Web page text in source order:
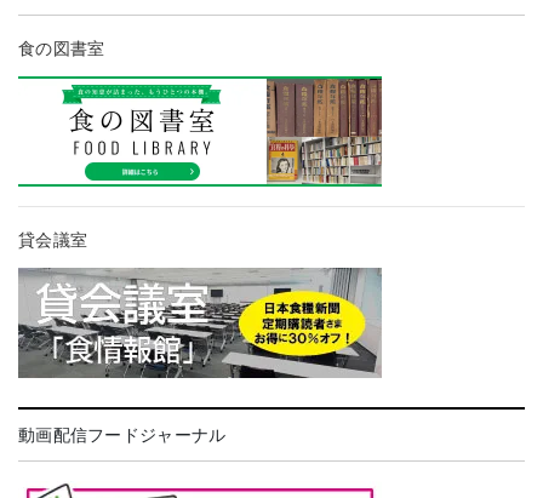
食の図書室
貸会議室
動画配信フードジャーナル